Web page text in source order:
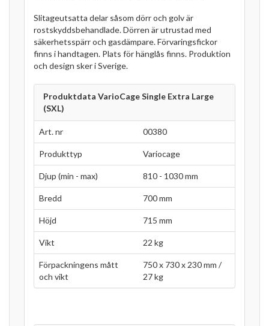
Slitageutsatta delar såsom dörr och golv är
rostskyddsbehandlade. Dörren är utrustad med
säkerhetsspärr och gasdämpare. Förvaringsfickor
finns i handtagen. Plats för hänglås finns. Produktion
och design sker i Sverige.
Produktdata VarioCage Single Extra Large
(SXL)
Art. nr 00380
Produkttyp Variocage
Djup (min - max) 810 - 1030 mm
Bredd 700 mm
Höjd 715 mm
Vikt 22 kg
Förpackningens mått
och vikt
750 x 730 x 230 mm /
27 kg